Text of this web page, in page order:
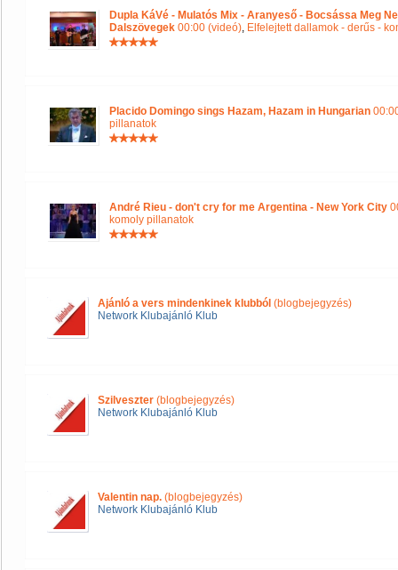
Dupla KáVé - Mulatós Mix - Aranyeső - Bocsássa Meg
Dalszövegek 00:00 (videó), Elfelejtett dallamok - derűs -
Placido Domingo sings Hazam, Hazam in Hungarian
pillanatok
André Rieu - don't cry for me Argentina - New York City
komoly pillanatok
Ajánló a vers mindenkinek klubból (blogbejegyzés)
Network Klubajánló Klub
Szilveszter (blogbejegyzés)
Network Klubajánló Klub
Valentin nap. (blogbejegyzés)
Network Klubajánló Klub